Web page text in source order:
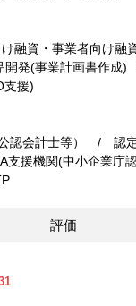
融資・事業者向け融
発(事業計画書作成
支援)
認会計士等） / 認
支援機関(中小企業庁
評価